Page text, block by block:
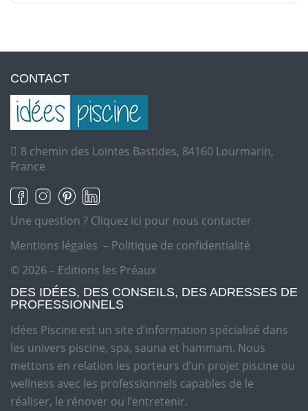
CONTACT
8 chemin des Lointes Bastides, 84160 Lourmarin,
France
Une question ? Cliquez ici pour nous contacter
Mentions légales – Politique de confidentialité
© 2026 – Editions les Préaux
DES IDÉES, DES CONSEILS, DES ADRESSES DE
PROFESSIONNELS
Idées Piscine est un site d’information spécialisé dans
les univers piscine, spa, sauna et hammam. Nous
mettons en relation les porteurs d’un projet piscine ou
wellness avec les professionnels capables de le
réaliser, le rénover ou l’entretenir.